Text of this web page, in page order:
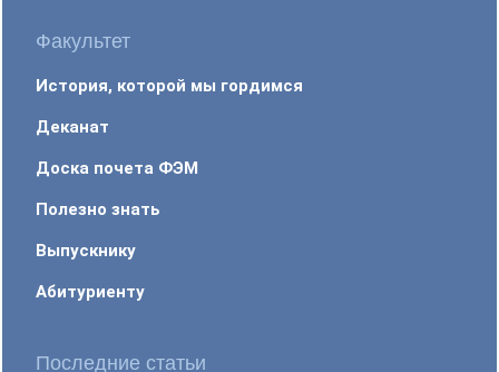
Факультет
История, которой мы гордимся
Деканат
Доска почета ФЭМ
Полезно знать
Выпускнику
Абитуриенту
Последние статьи